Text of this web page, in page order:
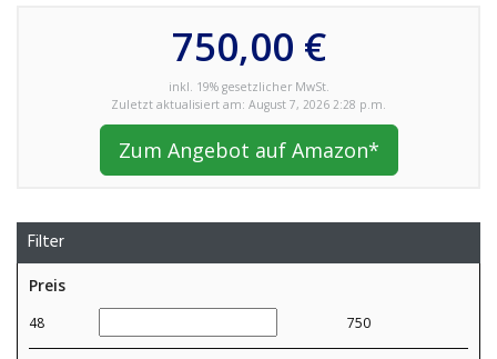
750,00 €
inkl. 19% gesetzlicher MwSt.
Zuletzt aktualisiert am: August 7, 2026 2:28 p.m.
Zum Angebot auf Amazon*
Filter
Preis
48 750